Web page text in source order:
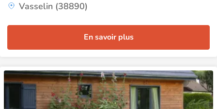
Vasselin (38890)
En savoir plus